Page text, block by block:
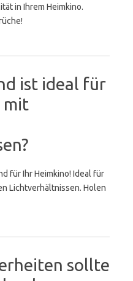
in Ihrem Heimkino.
ist ideal für
mit
für Ihr Heimkino! Ideal für
Lichtverhältnissen. Holen
sollte